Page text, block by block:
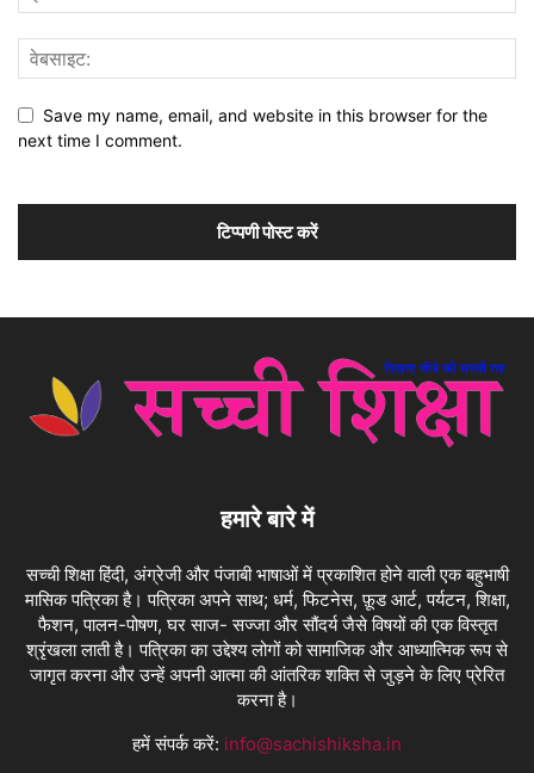
Save my name, email, and website in this browser for the
next time I comment.
हमारे बारे में
सच्ची शिक्षा हिंदी, अंग्रेजी और पंजाबी भाषाओं में प्रकाशित होने वाली एक बहुभाषी
मासिक पत्रिका है। पत्रिका अपने साथ; धर्म, फिटनेस, फ़ूड आर्ट, पर्यटन, शिक्षा,
फैशन, पालन-पोषण, घर साज- सज्जा और सौंदर्य जैसे विषयों की एक विस्तृत
श्रृंखला लाती है। पत्रिका का उद्देश्य लोगों को सामाजिक और आध्यात्मिक रूप से
जागृत करना और उन्हें अपनी आत्मा की आंतरिक शक्ति से जुड़ने के लिए प्रेरित
करना है।
हमें संपर्क करें: info@sachishiksha.in